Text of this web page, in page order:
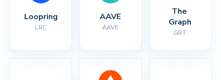
Loopring
LRC
AAVE
AAVE
The
Graph
GRT